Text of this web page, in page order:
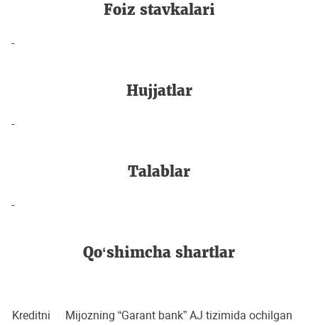
Foiz stavkalari
-
Hujjatlar
-
Talablar
-
Qo‘shimcha shartlar
Kreditni
Mijozning “Garant bank” AJ tizimida ochilgan